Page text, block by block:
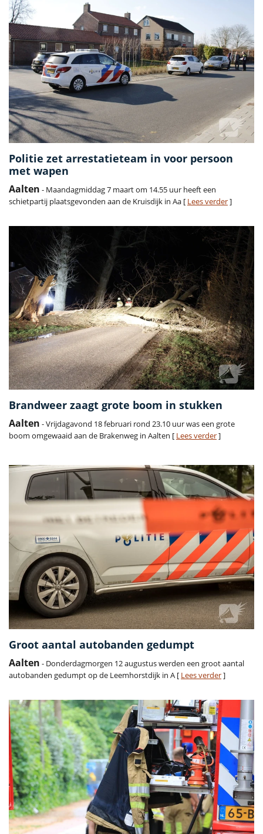
Politie zet arrestatieteam in voor persoon
met wapen
Aalten - Maandagmiddag 7 maart om 14.55 uur heeft een
schietpartij plaatsgevonden aan de Kruisdijk in Aa [ Lees verder]
Brandweer zaagt grote boom in stukken
Aalten - Vrijdagavond 18 februari rond 23.10 uur was een grote
boom omgewaaid aan de Brakenweg in Aalten [ Lees verder]
Groot aantal autobanden gedumpt
Aalten - Donderdagmorgen 12 augustus werden een groot aantal
autobanden gedumpt op de Leemhorstdijk in A [ Lees verder]